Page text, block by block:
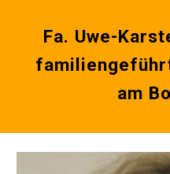
Fa. Uwe-
am